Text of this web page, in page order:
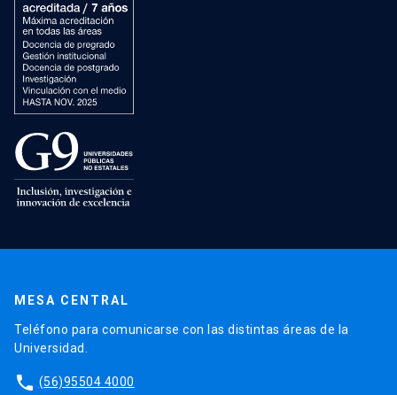
MESA CENTRAL
Teléfono para comunicarse con las distintas áreas de la
Universidad.
phone (56)95504 4000